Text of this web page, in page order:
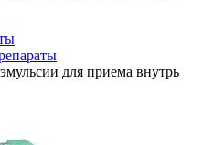
для приема внутрь